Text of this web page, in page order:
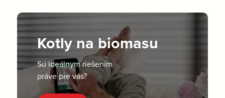
Kotly na biomasu
Sú ideálnym riešením
práve pre vás?